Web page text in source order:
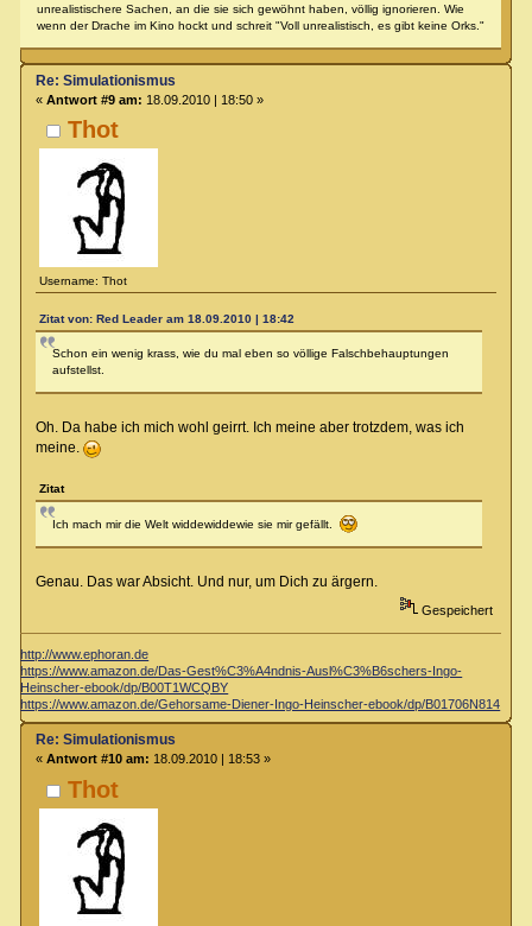
unrealistischere Sachen, an die sie sich gewöhnt haben, völlig ignorieren. Wie
wenn der Drache im Kino hockt und schreit "Voll unrealistisch, es gibt keine Orks."
Thot
Username: Thot
Re: Simulationismus
« Antwort #9 am: 18.09.2010 | 18:50 »
Zitat von: Red Leader am 18.09.2010 | 18:42
Schon ein wenig krass, wie du mal eben so völlige Falschbehauptungen
aufstellst.
Oh. Da habe ich mich wohl geirrt. Ich meine aber trotzdem, was ich
meine.
Zitat
Ich mach mir die Welt widdewiddewie sie mir gefällt.
Genau. Das war Absicht. Und nur, um Dich zu ärgern.
Gespeichert
http://www.ephoran.de
https://www.amazon.de/Das-Gest%C3%A4ndnis-Ausl%C3%B6schers-Ingo-
Heinscher-ebook/dp/B00T1WCQBY
https://www.amazon.de/Gehorsame-Diener-Ingo-Heinscher-ebook/dp/B01706N814
Thot
Re: Simulationismus
« Antwort #10 am: 18.09.2010 | 18:53 »